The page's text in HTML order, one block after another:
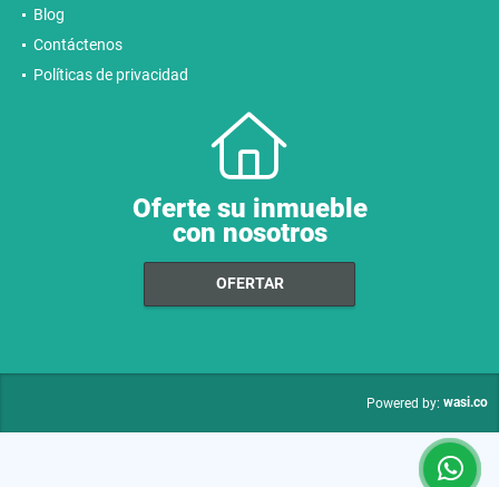
Blog
Contáctenos
Políticas de privacidad
Oferte su inmueble
con nosotros
OFERTAR
Powered by: wasi.co